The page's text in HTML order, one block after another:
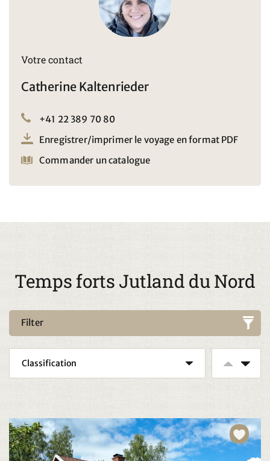
Votre contact
Catherine Kaltenrieder
+41 22 389 70 80
Enregistrer/imprimer le voyage en format PDF
Commander un catalogue
Temps forts Jutland du Nord
Filter